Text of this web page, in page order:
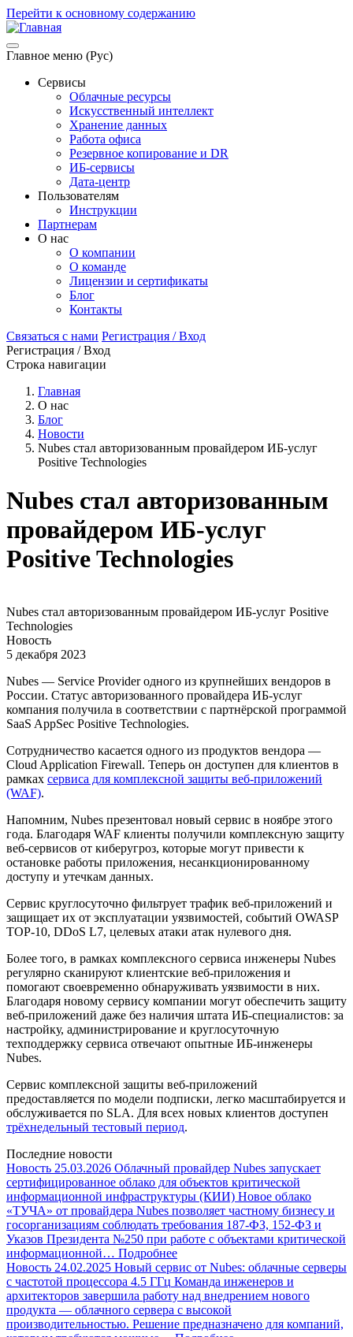
Перейти к основному содержанию
Главное меню (Рус)
Сервисы
Облачные ресурсы
Искусственный интеллект
Хранение данных
Работа офиса
Резервное копирование и DR
ИБ-сервисы
Дата-центр
Пользователям
Инструкции
Партнерам
О нас
О компании
О команде
Лицензии и сертификаты
Блог
Контакты
Связаться с нами Регистрация / Вход
Регистрация / Вход
Строка навигации
Главная
О нас
Блог
Новости
Nubes стал авторизованным провайдером ИБ-услуг
Positive Technologies
Nubes стал авторизованным
провайдером ИБ-услуг
Positive Technologies
Nubes стал авторизованным провайдером ИБ-услуг Positive
Technologies
Новость
5 декабря 2023
Nubes — Service Provider одного из крупнейших вендоров в
России. Статус авторизованного провайдера ИБ-услуг
компания получила в соответствии с партнёрской программой
SaaS AppSec Positive Technologies.
Сотрудничество касается одного из продуктов вендора —
Cloud Application Firewall. Теперь он доступен для клиентов в
рамках сервиса для комплексной защиты веб-приложений
(WAF).
Напомним, Nubes презентовал новый сервис в ноябре этого
года. Благодаря WAF клиенты получили комплексную защиту
веб-сервисов от киберугроз, которые могут привести к
остановке работы приложения, несанкционированному
доступу и утечкам данных.
Сервис круглосуточно фильтрует трафик веб-приложений и
защищает их от эксплуатации уязвимостей, событий OWASP
TOP-10, DDoS L7, целевых атаки атак нулевого дня.
Более того, в рамках комплексного сервиса инженеры Nubes
регулярно сканируют клиентские веб-приложения и
помогают своевременно обнаруживать уязвимости в них.
Благодаря новому сервису компании могут обеспечить защиту
веб-приложений даже без наличия штата ИБ-специалистов: за
настройку, администрирование и круглосуточную
техподдержку сервиса отвечают опытные ИБ-инженеры
Nubes.
Сервис комплексной защиты веб-приложений
предоставляется по модели подписки, легко масштабируется и
обслуживается по SLA. Для всех новых клиентов доступен
трёхнедельный тестовый период.
Последние новости
Новость 25.03.2026 Облачный провайдер Nubes запускает
сертифицированное облако для объектов критической
информационной инфраструктуры (КИИ) Новое облако
«ТУЧА» от провайдера Nubes позволяет частному бизнесу и
госорганизациям соблюдать требования 187-ФЗ, 152-ФЗ и
Указов Президента №250 при работе с объектами критической
информационной… Подробнее
Новость 24.02.2025 Новый сервис от Nubes: облачные серверы
с частотой процессора 4.5 ГГц Команда инженеров и
архитекторов завершила работу над внедрением нового
продукта — облачного сервера с высокой
производительностью. Решение предназначено для компаний,